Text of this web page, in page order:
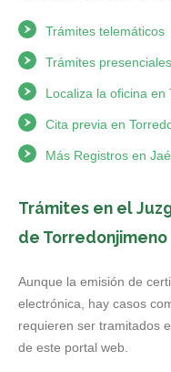
Trámites telemáticos
Trámites presenciales
Localiza la oficina en
Cita previa en
Más Registros en
Trámites en el
de Torredonjimeno
Aunque la emisión de
electrónica, hay casos
requieren ser tramitados
de este portal web.